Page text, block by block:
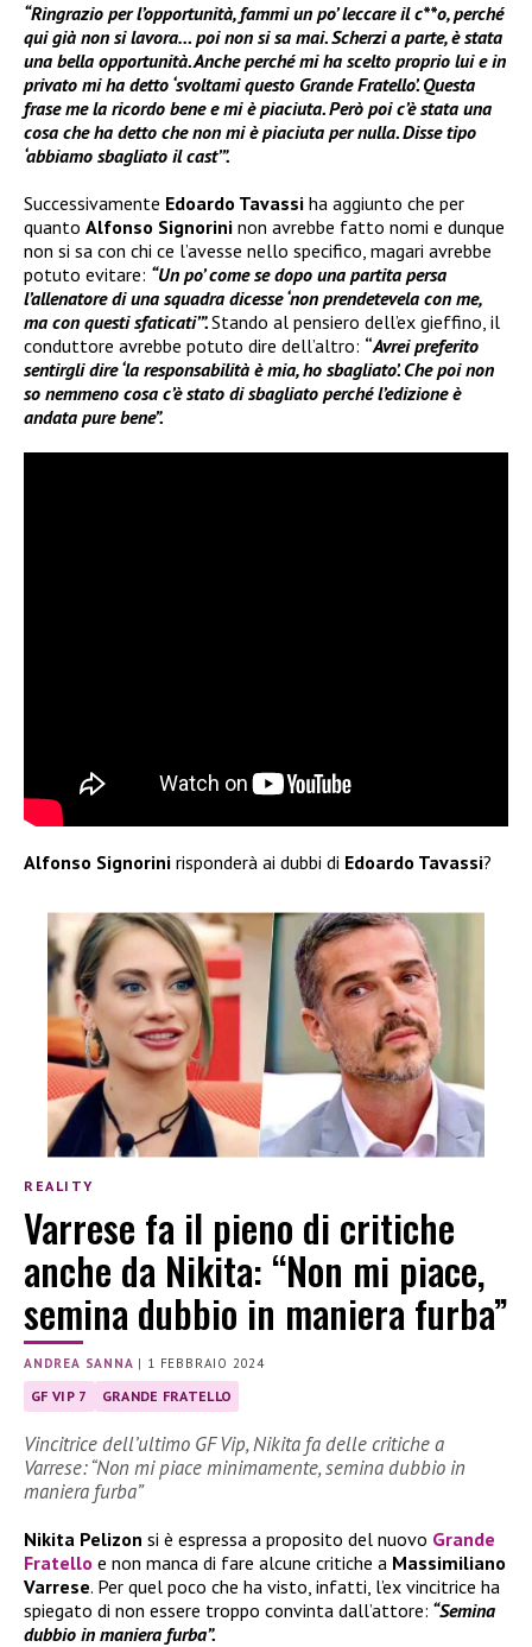
“Ringrazio per l’opportunità, fammi un po’ leccare il c**o, perché
qui già non si lavora… poi non si sa mai. Scherzi a parte, è stata
una bella opportunità. Anche perché mi ha scelto proprio lui e in
privato mi ha detto ‘svoltami questo Grande Fratello’. Questa
frase me la ricordo bene e mi è piaciuta. Però poi c’è stata una
cosa che ha detto che non mi è piaciuta per nulla. Disse tipo
‘abbiamo sbagliato il cast’”.
Successivamente Edoardo Tavassi ha aggiunto che per
quanto Alfonso Signorini non avrebbe fatto nomi e dunque
non si sa con chi ce l’avesse nello specifico, magari avrebbe
potuto evitare: “Un po’ come se dopo una partita persa
l’allenatore di una squadra dicesse ‘non prendetevela con me,
ma con questi sfaticati’”.Stando al pensiero dell’ex gieffino, il
conduttore avrebbe potuto dire dell’altro: “Avrei preferito
sentirgli dire ‘la responsabilità è mia, ho sbagliato’. Che poi non
so nemmeno cosa c’è stato di sbagliato perché l’edizione è
andata pure bene”.
Alfonso Signorini risponderà ai dubbi di Edoardo Tavassi?
REALITY
Varrese fa il pieno di critiche
anche da Nikita: “Non mi piace,
semina dubbio in maniera furba”
ANDREA SANNA | 1 FEBBRAIO 2024
GF VIP 7 GRANDE FRATELLO
Vincitrice dell’ultimo GF Vip, Nikita fa delle critiche a
Varrese: “Non mi piace minimamente, semina dubbio in
maniera furba”
Nikita Pelizon si è espressa a proposito del nuovo Grande
Fratello e non manca di fare alcune critiche a Massimiliano
Varrese. Per quel poco che ha visto, infatti, l’ex vincitrice ha
spiegato di non essere troppo convinta dall’attore: “Semina
dubbio in maniera furba”.